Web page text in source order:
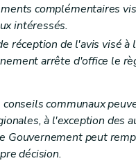
complémentaires
intéressés.
réception de l'avis visé
arrête d'office le
conseils communaux
à l'exception des
Gouvernement peut
décision.